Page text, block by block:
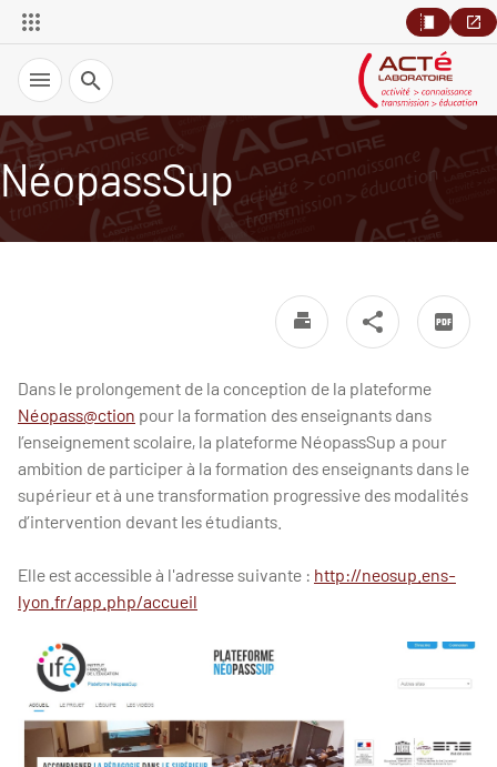
Recherche
NéopassSup
Dans le prolongement de la conception de la plateforme
Néopass@ction pour la formation des enseignants dans
l’enseignement scolaire, la plateforme NéopassSup a pour
ambition de participer à la formation des enseignants dans le
supérieur et à une transformation progressive des modalités
d’intervention devant les étudiants.
Elle est accessible à l'adresse suivante : http://neosup.ens-
lyon.fr/app.php/accueil